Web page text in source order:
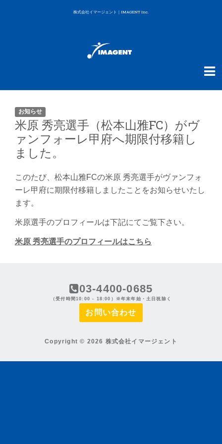
株式会社イマージェント｜IMAGENT Inc.
お知らせ
米原 秀亮選手（松本山雅FC）がヴ
ァンフォーレ甲府へ期限付移籍し
ました。
このたび、松本山雅FCの米原 秀亮選手がヴァンフォ
ーレ甲府に期限付移籍しましたことをお知らせいたし
ます。
米原選手のプロフィールは下記にてご覧下さい。
米原 秀亮選手のプロフィールはこちら
03-4400-0685
（受付時間10:00 - 18:00）※年末年始・土日祝除く
お問い合わせ
Copyright © 2026 株式会社イマージェント